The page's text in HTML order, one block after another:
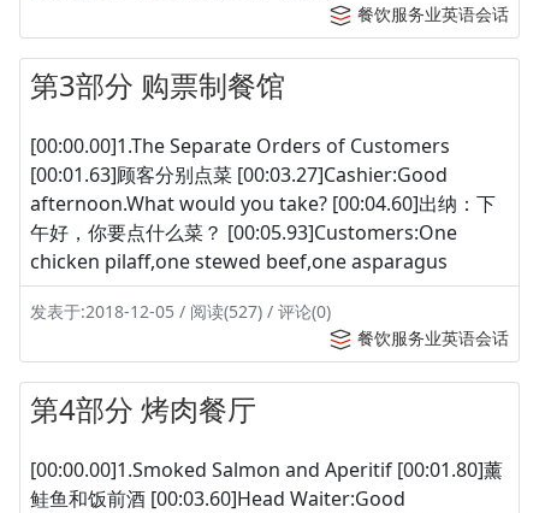
餐饮服务业英语会话
第3部分 购票制餐馆
[00:00.00]1.The Separate Orders of Customers
[00:01.63]顾客分别点菜 [00:03.27]Cashier:Good
afternoon.What would you take? [00:04.60]出纳：下
午好，你要点什么菜？ [00:05.93]Customers:One
chicken pilaff,one stewed beef,one asparagus
发表于:2018-12-05 / 阅读(527) / 评论(0)
餐饮服务业英语会话
第4部分 烤肉餐厅
[00:00.00]1.Smoked Salmon and Aperitif [00:01.80]薰
鲑鱼和饭前酒 [00:03.60]Head Waiter:Good